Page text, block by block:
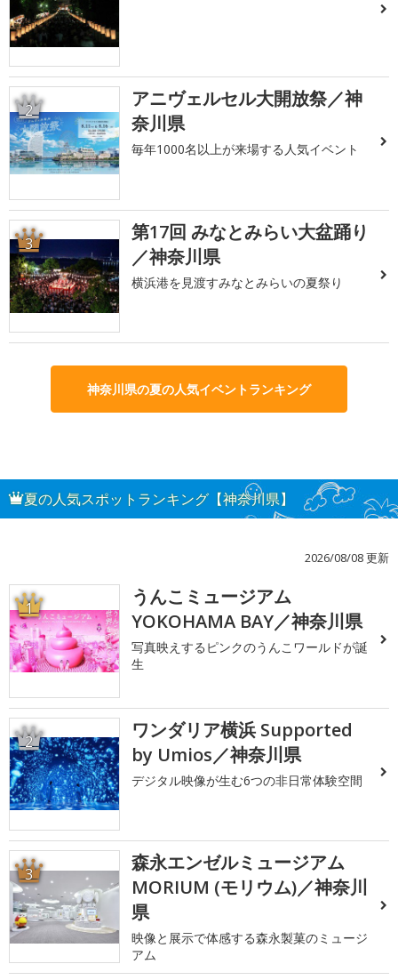
2
アニヴェルセル大開放祭／神
奈川県
毎年1000名以上が来場する人気イベント
3
第17回 みなとみらい大盆踊り
／神奈川県
横浜港を見渡すみなとみらいの夏祭り
神奈川県の夏の人気イベントランキング
夏の人気スポットランキング【神奈川県】
2026/08/08 更新
1
うんこミュージアム
YOKOHAMA BAY／神奈川県
写真映えするピンクのうんこワールドが誕
生
2
ワンダリア横浜 Supported
by Umios／神奈川県
デジタル映像が生む6つの非日常体験空間
3
森永エンゼルミュージアム
MORIUM (モリウム)／神奈川
県
映像と展示で体感する森永製菓のミュージ
アム